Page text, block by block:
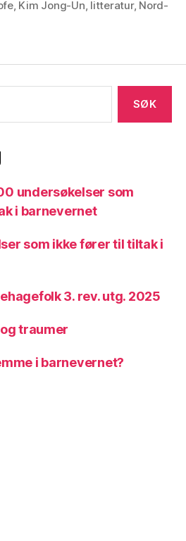
, Kim Jong-Un litteratur, Nord-
undersøkelser som
i barnevernet
som ikke fører til tiltak i
3. rev. utg. 2025
traumer
i barnevernet?